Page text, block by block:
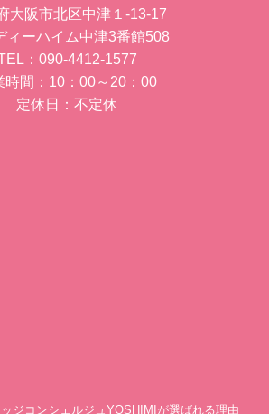
大阪市北区中津１-13-17
ィーハイム中津3番館508
：090-4412-1577
時間：10：00～20：00
定休日：不定休
ジコンシェルジュYOSHIMIが選ばれる理由